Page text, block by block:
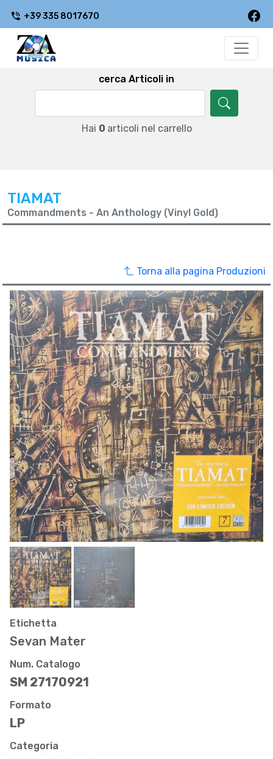
+39 335 8017670
cerca Articoli in
Hai 0 articoli nel carrello
TIAMAT
Commandments - An Anthology (Vinyl Gold)
Torna alla pagina Produzioni
Etichetta
Sevan Mater
Num. Catalogo
SM 27170921
Formato
LP
Categoria